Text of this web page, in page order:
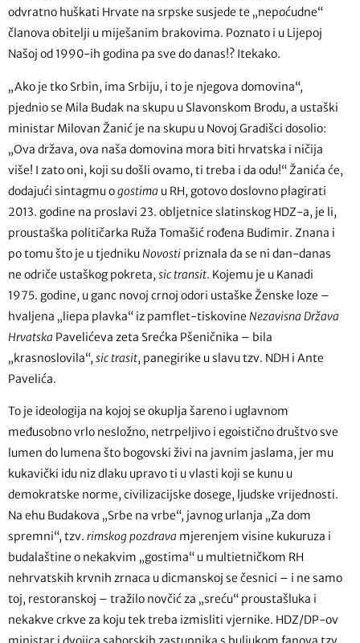
odvratno huškati Hrvate na srpske susjede te „nepoćudne“
članova obitelji u miješanim brakovima. Poznato i u Lijepoj
Našoj od 1990-ih godina pa sve do danas!? Itekako.
„Ako je tko Srbin, ima Srbiju, i to je njegova domovina“,
pjednio se Mila Budak na skupu u Slavonskom Brodu, a ustaški
ministar Milovan Žanić je na skupu u Novoj Gradišci dosolio:
„Ova država, ova naša domovina mora biti hrvatska i ničija
više! I zato oni, koji su došli ovamo, ti treba i da odu!“ Žanića će,
dodajući sintagmu ogostima u RH, gotovo doslovno plagirati
2013. godine na proslavi 23. obljetnice slatinskog HDZ-a, je li,
proustaška političarka Ruža Tomašić rođena Budimir. Znana i
po tomu što je u tjednikuNovosti priznala da se ni dan-danas
ne odriče ustaškog pokreta, sic transit. Kojemu je u Kanadi
1975. godine, u ganc novoj crnoj odori ustaške Ženske loze –
hvaljena „liepa plavka“ iz pamflet-tiskovine Nezavisna Država
Hrvatska Pavelićeva zeta Srećka Pšeničnika – bila
„krasnoslovila“, sic trasit, panegirike u slavu tzv. NDH i Ante
Pavelića.
To je ideologija na kojoj se okuplja šareno i uglavnom
međusobno vrlo nesložno, netrpeljivo i egoistično društvo sve
lumen do lumena što bogovski živi na javnim jaslama, jer mu
kukavički idu niz dlaku upravo ti u vlasti koji se kunu u
demokratske norme, civilizacijske dosege, ljudske vrijednosti.
Na ehu Budakova „Srbe na vrbe“, javnog urlanja „Za dom
spremni“, tzv. rimskog pozdrava mjerenjem visine kukuruza i
budalaštine o nekakvim „gostima“ u multietničkom RH
nehrvatskih krvnih zrnaca u dicmanskoj se česnici – i ne samo
toj, restoranskoj – tražilo novčić za „sreću“ proustašluka i
nekakve crkve za koju tek treba izmisliti vjernike. HDZ/DP-ov